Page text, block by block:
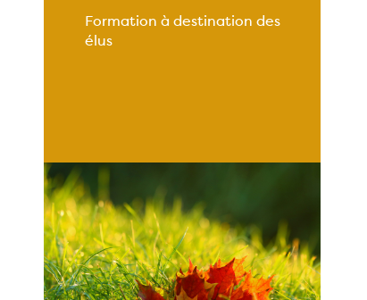
Formation à destination des
élus